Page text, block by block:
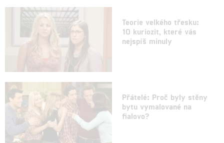
Teorie velkého třesku:
10 kuriozit, které vás
nejspíš minuly
Přátelé: Proč byly stěny
bytu vymalované na
fialovo?